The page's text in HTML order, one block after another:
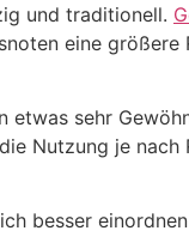
und traditionell.
eine
sehr
Nutzung je
besser